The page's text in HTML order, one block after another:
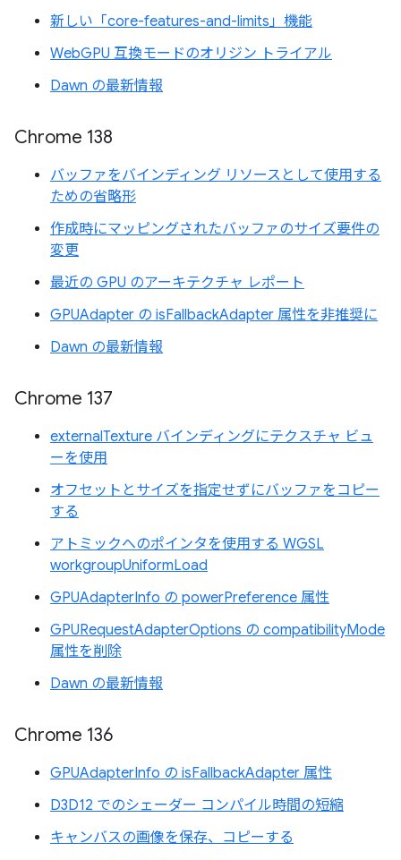
新しい「core-features-and-limits」機能
WebGPU 互換モードのオリジン トライアル
Dawn の最新情報
Chrome 138
バッファをバインディング リソースとして使用する
ための省略形
作成時にマッピングされたバッファのサイズ要件の
変更
最近の GPU のアーキテクチャ レポート
GPUAdapter の isFallbackAdapter 属性を非推奨に
Dawn の最新情報
Chrome 137
externalTexture バインディングにテクスチャ ビュ
ーを使用
オフセットとサイズを指定せずにバッファをコピー
する
アトミックへのポインタを使用する WGSL
workgroupUniformLoad
GPUAdapterInfo の powerPreference 属性
GPURequestAdapterOptions の compatibilityMode
属性を削除
Dawn の最新情報
Chrome 136
GPUAdapterInfo の isFallbackAdapter 属性
D3D12 でのシェーダー コンパイル時間の短縮
キャンバスの画像を保存、コピーする